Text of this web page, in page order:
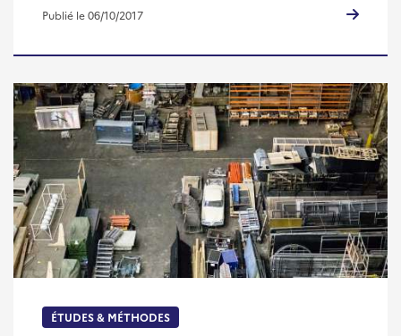
Publié le 06/10/2017
ÉTUDES & MÉTHODES